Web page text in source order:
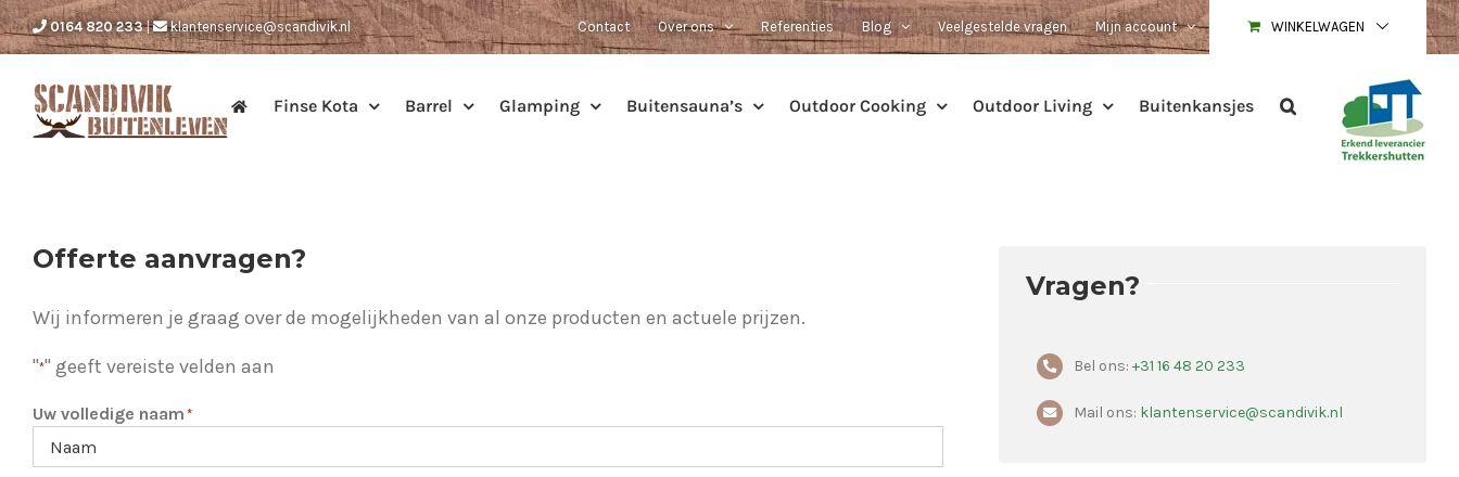
Ga
naar
0164 820 233| klantenservice@scandivik.nl Contact Over ons Referenties Blog Veelgestelde vragen Mijn account WINKELWAGEN
Finse Kota Barrel Glamping Buitensauna’s Outdoor Cooking Outdoor Living Buitenkansjes
Offerte aanvragen?
Wij informeren je graag over de mogelijkheden van al onze producten en actuele prijzen.
"*" geeft vereiste velden aan
Uw volledige naam *
Vragen?
Bel ons: +31 16 48 20 233
Mail ons: klantenservice@scandivik.nl